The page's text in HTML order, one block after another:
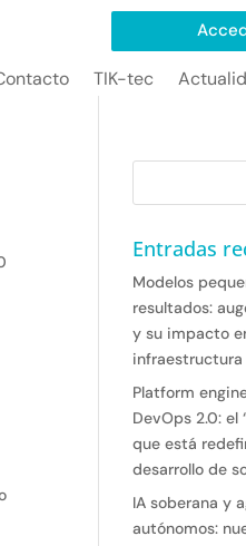
TIK-tec
Entradas
Modelos
resultados:
y su impacto
Platform
DevOps 2.0: el
que está
desarrollo de
IA soberana y
autónomos: